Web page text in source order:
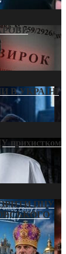
В УКРАЇНІ
прихистком
ПЦУ